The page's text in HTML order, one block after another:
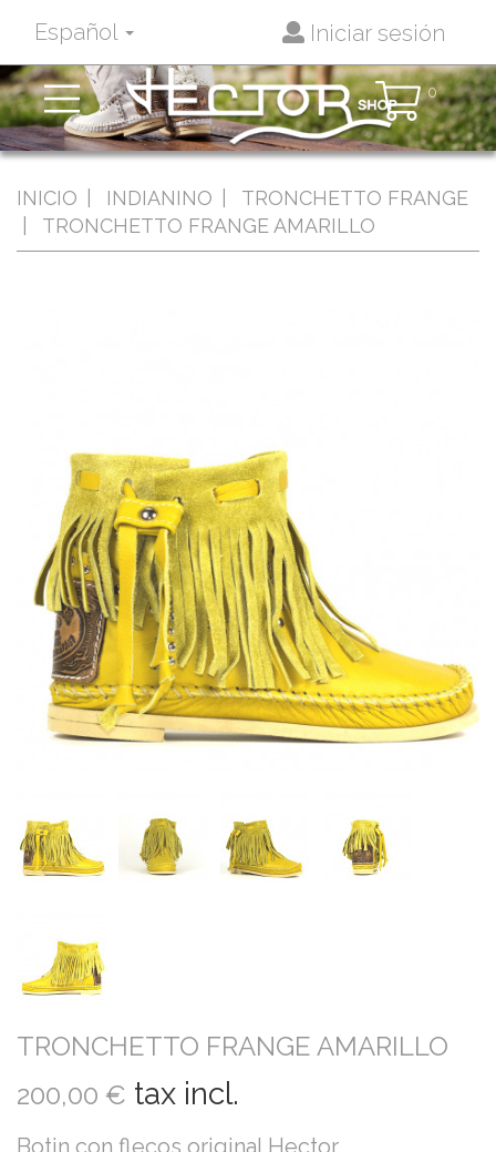
Iniciar sesión
Español
Toggle
navigation
0
INICIO INDIANINO
TRONCHETTO FRANGE
TRONCHETTO FRANGE AMARILLO
TRONCHETTO FRANGE AMARILLO
200,00 € tax incl.
Botin con flecos original Hector